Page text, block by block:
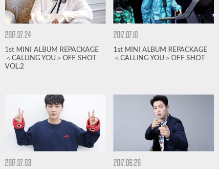
2017.07.24
1st MINI ALBUM REPACKAGE
＜CALLING YOU＞OFF SHOT
VOL.2
2017.07.10
1st MINI ALBUM REPACKAGE
＜CALLING YOU＞OFF SHOT
2017.07.03 2017.06.26